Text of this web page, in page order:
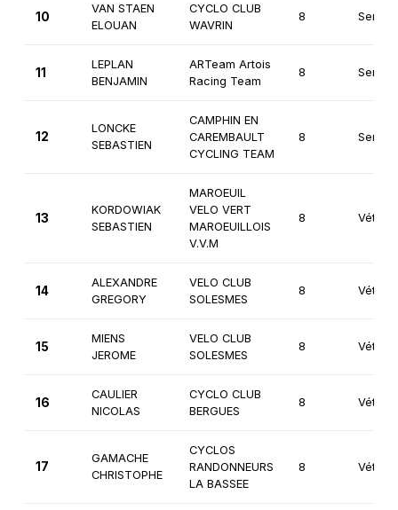
10
VAN STAEN
ELOUAN
CYCLO CLUB
WAVRIN
8
11
LEPLAN
BENJAMIN
ARTeam Artois
Racing Team
8
12
LONCKE
SEBASTIEN
CAMPHIN EN
CAREMBAULT
CYCLING TEAM
8
13
KORDOWIAK
SEBASTIEN
MAROEUIL
VELO VERT
MAROEUILLOIS
V.V.M
8
14
ALEXANDRE
GREGORY
VELO CLUB
SOLESMES
8
15
MIENS
JEROME
VELO CLUB
SOLESMES
8
16
CAULIER
NICOLAS
CYCLO CLUB
BERGUES
8
17
GAMACHE
CHRISTOPHE
CYCLOS
RANDONNEURS
LA BASSEE
8